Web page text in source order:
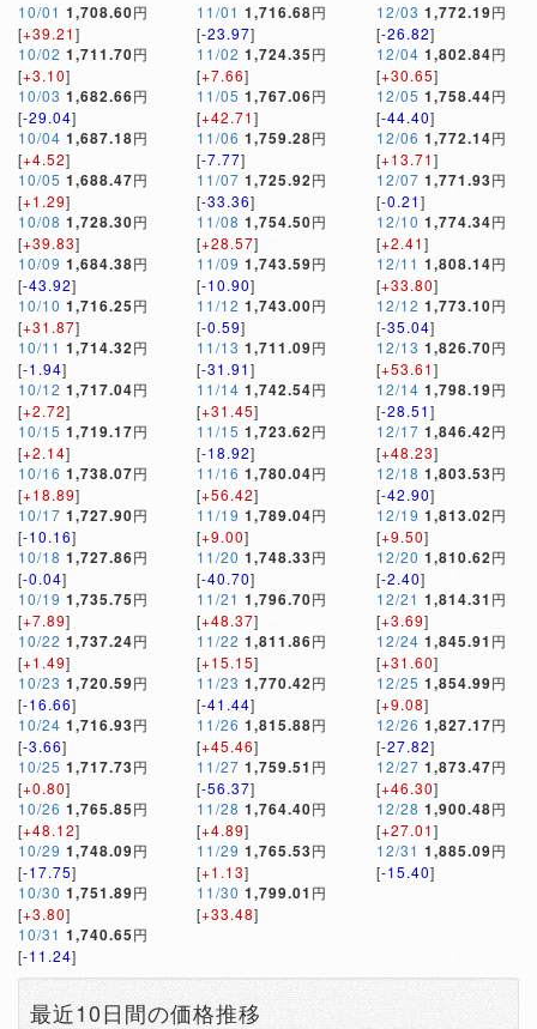
10/01 1,708.60円
[+39.21]
10/02 1,711.70円
[+3.10]
10/03 1,682.66円
[-29.04]
10/04 1,687.18円
[+4.52]
10/05 1,688.47円
[+1.29]
10/08 1,728.30円
[+39.83]
10/09 1,684.38円
[-43.92]
10/10 1,716.25円
[+31.87]
10/11 1,714.32円
[-1.94]
10/12 1,717.04円
[+2.72]
10/15 1,719.17円
[+2.14]
10/16 1,738.07円
[+18.89]
10/17 1,727.90円
[-10.16]
10/18 1,727.86円
[-0.04]
10/19 1,735.75円
[+7.89]
10/22 1,737.24円
[+1.49]
10/23 1,720.59円
[-16.66]
10/24 1,716.93円
[-3.66]
10/25 1,717.73円
[+0.80]
10/26 1,765.85円
[+48.12]
10/29 1,748.09円
[-17.75]
10/30 1,751.89円
[+3.80]
10/31 1,740.65円
[-11.24]
11/01 1,716.68円
[-23.97]
11/02 1,724.35円
[+7.66]
11/05 1,767.06円
[+42.71]
11/06 1,759.28円
[-7.77]
11/07 1,725.92円
[-33.36]
11/08 1,754.50円
[+28.57]
11/09 1,743.59円
[-10.90]
11/12 1,743.00円
[-0.59]
11/13 1,711.09円
[-31.91]
11/14 1,742.54円
[+31.45]
11/15 1,723.62円
[-18.92]
11/16 1,780.04円
[+56.42]
11/19 1,789.04円
[+9.00]
11/20 1,748.33円
[-40.70]
11/21 1,796.70円
[+48.37]
11/22 1,811.86円
[+15.15]
11/23 1,770.42円
[-41.44]
11/26 1,815.88円
[+45.46]
11/27 1,759.51 円
[-56.37]
11/28 1,764.40円
[+4.89]
11/29 1,765.53円
[+1.13]
11/30 1,799.01 円
[+33.48]
12/03 1,772.19円
[-26.82]
12/04 1,802.84円
[+30.65]
12/05 1,758.44円
[-44.40]
12/06 1,772.14円
[+13.71]
12/07 1,771.93円
[-0.21]
12/10 1,774.34円
[+2.41]
12/11 1,808.14円
[+33.80]
12/12 1,773.10円
[-35.04]
12/13 1,826.70円
[+53.61]
12/14 1,798.19円
[-28.51]
12/17 1,846.42円
[+48.23]
12/18 1,803.53円
[-42.90]
12/19 1,813.02円
[+9.50]
12/20 1,810.62円
[-2.40]
12/21 1,814.31 円
[+3.69]
12/24 1,845.91 円
[+31.60]
12/25 1,854.99円
[+9.08]
12/26 1,827.17円
[-27.82]
12/27 1,873.47円
[+46.30]
12/28 1,900.48円
[+27.01]
12/31 1,885.09円
[-15.40]
最近10日間の価格推移